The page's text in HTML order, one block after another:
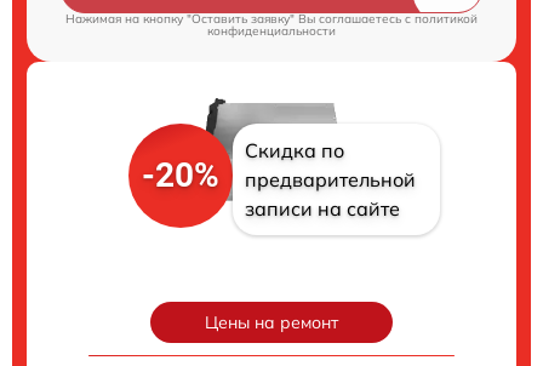
Нажимая на кнопку "Оставить заявку" Вы соглашаетесь cполитикой
конфиденциальности
-20%
Скидка по
предварительной
записи на сайте
Цены на ремонт